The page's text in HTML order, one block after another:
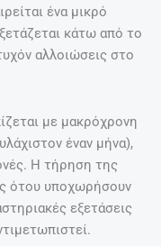
ένα μικρό
κάτω από το
αλλοιώσεις στο
με μακρόχρονη
έναν μήνα),
Η τήρηση της
ότου υποχωρήσουν
εξετάσεις